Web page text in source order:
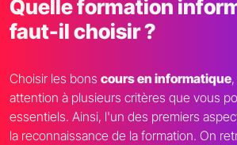
Quelle formation
faut-il choisir ?
Choisir les bons cours en informatique
attention à plusieurs critères que vous
essentiels. Ainsi, l'un des premiers
la reconnaissance de la formation. On